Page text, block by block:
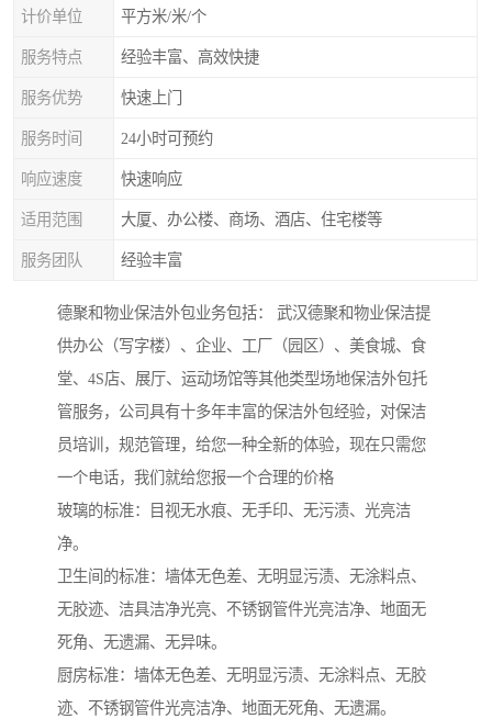
计价单位 平方米/米/个
服务特点 经验丰富、高效快捷
服务优势 快速上门
服务时间 24小时可预约
响应速度 快速响应
适用范围 大厦、办公楼、商场、酒店、住宅楼等
服务团队 经验丰富
德聚和物业保洁外包业务包括： 武汉德聚和物业保洁提
供办公（写字楼）、企业、工厂（园区）、美食城、食
堂、4S店、展厅、运动场馆等其他类型场地保洁外包托
管服务，公司具有十多年丰富的保洁外包经验，对保洁
员培训，规范管理，给您一种全新的体验，现在只需您
一个电话，我们就给您报一个合理的价格
玻璃的标准：目视无水痕、无手印、无污渍、光亮洁
净。
卫生间的标准：墙体无色差、无明显污渍、无涂料点、
无胶迹、洁具洁净光亮、不锈钢管件光亮洁净、地面无
死角、无遗漏、无异味。
厨房标准：墙体无色差、无明显污渍、无涂料点、无胶
迹、不锈钢管件光亮洁净、地面无死角、无遗漏。